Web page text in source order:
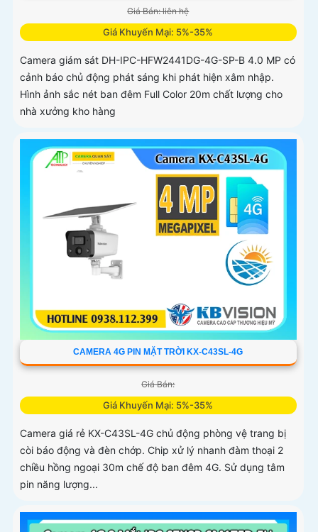
Giá Bán: liên hệ
Giá Khuyến Mại: 5%-35%
Camera giám sát DH-IPC-HFW2441DG-4G-SP-B 4.0 MP có
cảnh báo chủ động phát sáng khi phát hiện xâm nhập.
Hình ảnh sắc nét ban đêm Full Color 20m chất lượng cho
nhà xưởng kho hàng
CAMERA 4G PIN MẶT TRỜI KX-C43SL-4G
Giá Bán:
Giá Khuyến Mại: 5%-35%
Camera giá rẻ KX-C43SL-4G chủ động phòng vệ trang bị
còi báo động và đèn chớp. Chip xử lý nhanh đàm thoại 2
chiều hồng ngoại 30m chế độ ban đêm 4G. Sử dụng tâm
pin năng lượng...